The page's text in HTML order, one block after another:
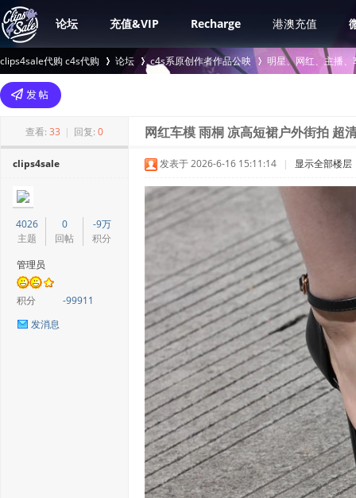
论坛 充值&VIP Recharge 港澳充值
clips4sale代购 c4s代购
>
论坛 c4s系原创作者作品公映
›
明星、网红、主播
查看: 33 | 回复: 0 网红车模 雨桐 凉高短裙户外街拍 超
clips4sale
4026
主题
0
回帖
-9万
积分
管理员
积分
-99911
发消息
发表于 2026-6-16 15:11:14 | 显示全部楼层